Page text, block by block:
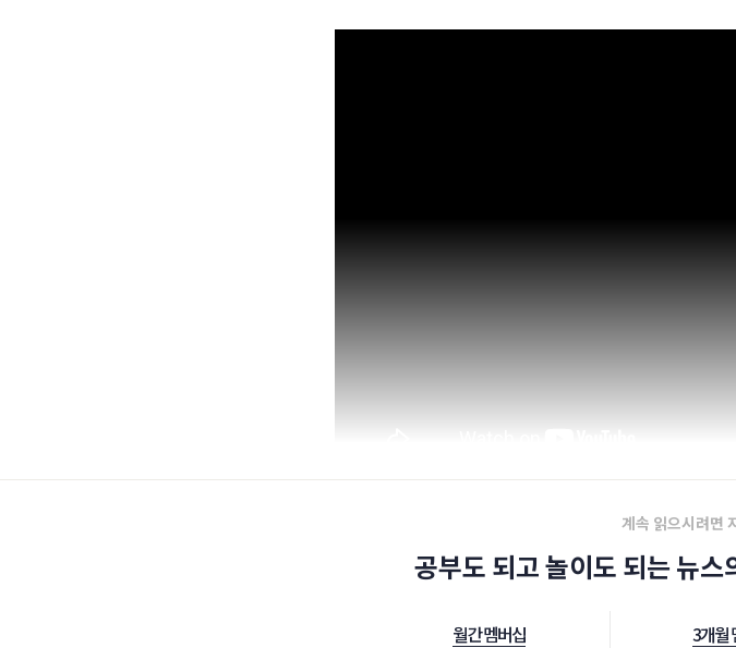
계속 읽으시려면
공부도 되고 놀이도 되는 뉴
월간 멤버십 3개월